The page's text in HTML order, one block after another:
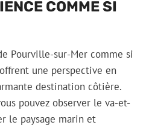
COMME SI
Pourville-sur-Mer comme si
une perspective en
destination côtière.
pouvez observer le va-et-
le paysage marin et